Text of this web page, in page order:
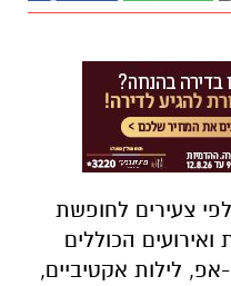
צעירים לחופשת
ואירועים הכוללים
לילות אקטיביים,